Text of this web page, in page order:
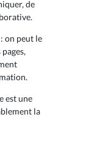
de
on peut le
est une
la